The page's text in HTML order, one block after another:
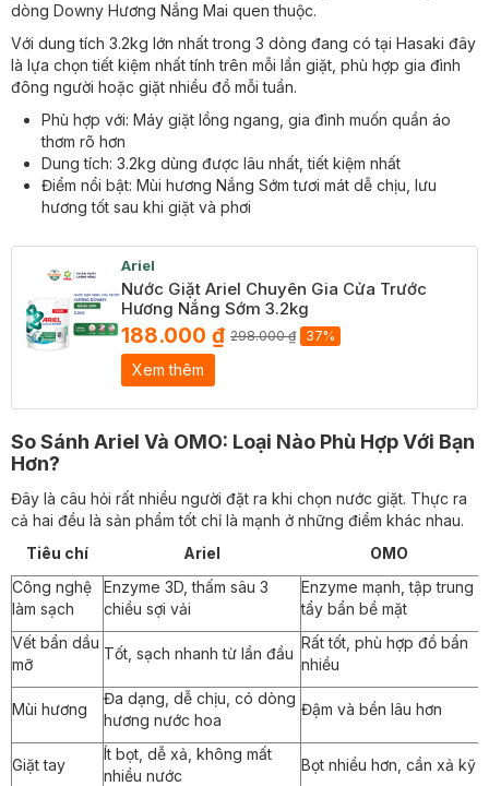
dòng Downy Hương Nắng Mai quen thuộc.
Với dung tích 3.2kg lớn nhất trong 3 dòng đang có tại Hasaki đây
là lựa chọn tiết kiệm nhất tính trên mỗi lần giặt, phù hợp gia đình
đông người hoặc giặt nhiều đồ mỗi tuần.
Phù hợp với: Máy giặt lồng ngang, gia đình muốn quần áo
thơm rõ hơn
Dung tích: 3.2kg dùng được lâu nhất, tiết kiệm nhất
Điểm nổi bật: Mùi hương Nắng Sớm tươi mát dễ chịu, lưu
hương tốt sau khi giặt và phơi
Ariel
Nước Giặt Ariel Chuyên Gia Cửa Trước
Hương Nắng Sớm 3.2kg
188.000 ₫ 298.000 ₫ 37%
Xem thêm
So Sánh Ariel Và OMO: Loại Nào Phù Hợp Với Bạn
Hơn?
Đây là câu hỏi rất nhiều người đặt ra khi chọn nước giặt. Thực ra
cả hai đều là sản phẩm tốt chỉ là mạnh ở những điểm khác nhau.
Tiêu chí
Ariel
OMO
Công nghệ
làm sạch
Enzyme 3D, thấm sâu 3
chiều sợi vải
Enzyme mạnh, tập trung
tẩy bẩn bề mặt
Vết bẩn dầu
mỡ
Tốt, sạch nhanh từ lần đầu
Rất tốt, phù hợp đồ bẩn
nhiều
Mùi hương
Đa dạng, dễ chịu, có dòng
hương nước hoa
Đậm và bền lâu hơn
Giặt tay
Ít bọt, dễ xả, không mất
nhiều nước
Bọt nhiều hơn, cần xả kỹ